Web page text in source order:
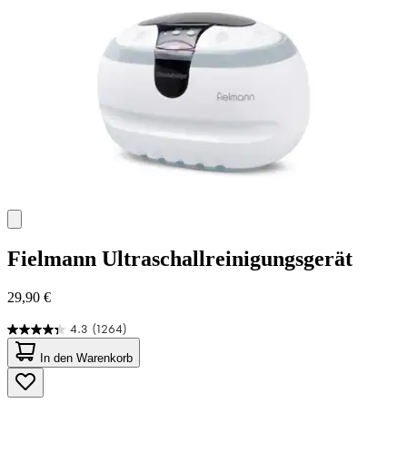
Fielmann Ultraschallreinigungsgerät
29,90 €
4.3 (1264)
4.3
von
5
Sternen.
1264
In den Warenkorb